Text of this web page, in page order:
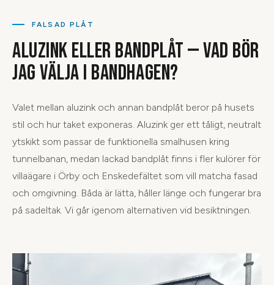
FALSAD PLÅT
ALUZINK ELLER BANDPLÅT — VAD BÖR
JAG VÄLJA I BANDHAGEN?
Valet mellan aluzink och annan bandplåt beror på husets
stil och hur taket exponeras. Aluzink ger ett tåligt, neutralt
ytskikt som passar de funktionella smalhusen kring
tunnelbanan, medan lackad bandplåt finns i fler kulörer för
villaägare i Örby och Enskedefältet som vill matcha fasad
och omgivning. Båda är lätta, håller länge och fungerar bra
på sadeltak. Vi går igenom alternativen vid besiktningen.